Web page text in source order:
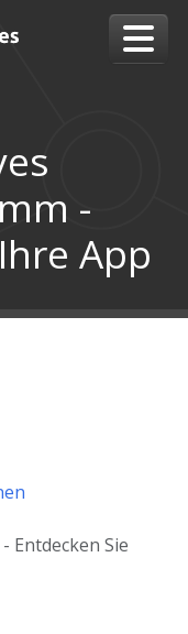
-
App
Entdecken Sie